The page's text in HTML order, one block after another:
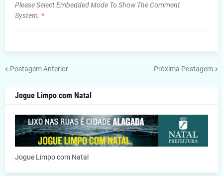
Please Select Embedded Mode To Show The Comment
System. *
Postagem Anterior Próxima Postagem
Jogue Limpo com Natal
Jogue Limpo com Natal